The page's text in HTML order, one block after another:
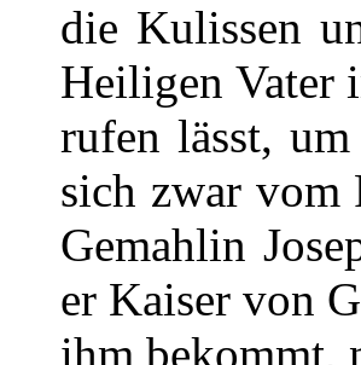
die Kulissen
Heiligen Vater
rufen lässt,
sich zwar vom
Gemahlin
er Kaiser von
ihm bekommt,